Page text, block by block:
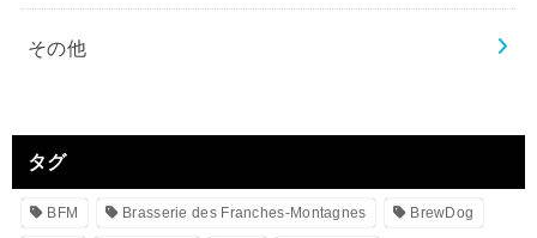
その他
タグ
BFM Brasserie des Franches-Montagnes BrewDog